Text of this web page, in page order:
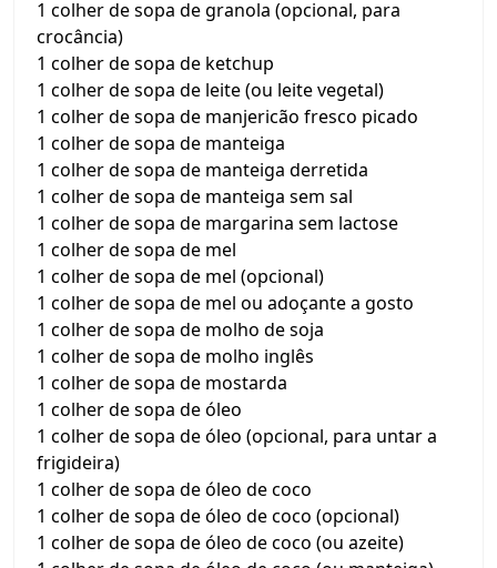
1 colher de sopa de granola (opcional, para
crocância)
1 colher de sopa de ketchup
1 colher de sopa de leite (ou leite vegetal)
1 colher de sopa de manjericão fresco picado
1 colher de sopa de manteiga
1 colher de sopa de manteiga derretida
1 colher de sopa de manteiga sem sal
1 colher de sopa de margarina sem lactose
1 colher de sopa de mel
1 colher de sopa de mel (opcional)
1 colher de sopa de mel ou adoçante a gosto
1 colher de sopa de molho de soja
1 colher de sopa de molho inglês
1 colher de sopa de mostarda
1 colher de sopa de óleo
1 colher de sopa de óleo (opcional, para untar a
frigideira)
1 colher de sopa de óleo de coco
1 colher de sopa de óleo de coco (opcional)
1 colher de sopa de óleo de coco (ou azeite)